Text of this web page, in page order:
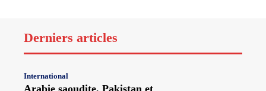
Derniers articles
International
Arabie saoudite, Pakistan et